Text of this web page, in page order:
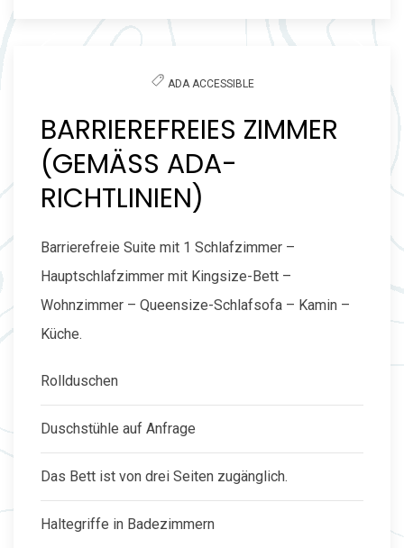
Next slide
ADA ACCESSIBLE
BARRIEREFREIES ZIMMER
(GEMÄSS ADA-R
ICHTLINIEN)
Barrierefreie Suite mit 1 Schlafzimmer –
Hauptschlafzimmer mit Kingsize-Bett –
Wohnzimmer – Queensize-Schlafsofa – Kamin –
Küche.
Rollduschen
Duschstühle auf Anfrage
Das Bett ist von drei Seiten zugänglich.
Haltegriffe in Badezimmern